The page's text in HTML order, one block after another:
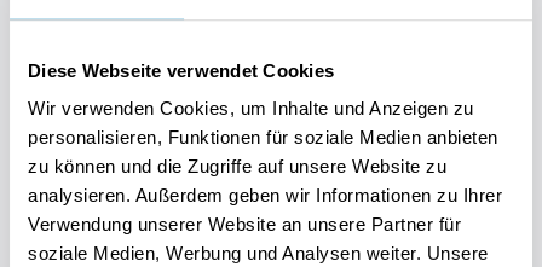
Diese Webseite verwendet Cookies
Wir verwenden Cookies, um Inhalte und Anzeigen zu
personalisieren, Funktionen für soziale Medien anbieten
zu können und die Zugriffe auf unsere Website zu
analysieren. Außerdem geben wir Informationen zu Ihrer
Verwendung unserer Website an unsere Partner für
soziale Medien, Werbung und Analysen weiter. Unsere
16 Bewertungen
Ihre Vorteile auf einen Blick:
Bestpreis-Garantie für Ihren Urlaub
Flexible An- und Abreise 24/7 möglich